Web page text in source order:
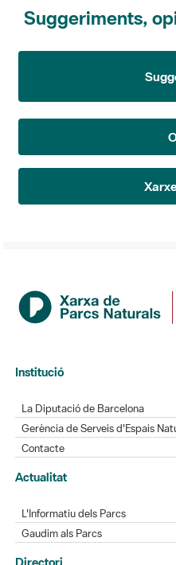
Suggeriments,
Institució
La Diputació de Barcelona
Gerència de Serveis d'Espais
Contacte
Actualitat
L'Informatiu dels Parcs
Gaudim als Parcs